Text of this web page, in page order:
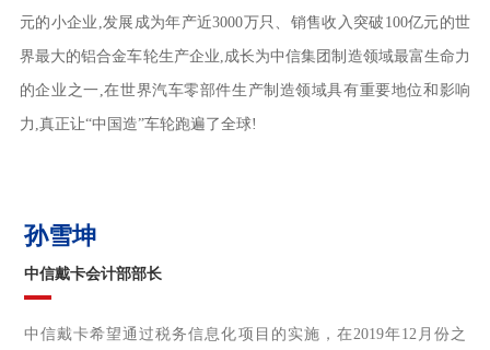
元的小企业,发展成为年产近3000万只、销售收入突破100亿元的世
界最大的铝合金车轮生产企业,成长为中信集团制造领域最富生命力
的企业之一,在世界汽车零部件生产制造领域具有重要地位和影响
力,真正让“中国造”车轮跑遍了全球!
孙雪坤
中信戴卡会计部部长
中信戴卡希望通过税务信息化项目的实施，在2019年12月份之